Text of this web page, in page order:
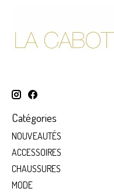
Catégories
NOUVEAUTÉS
ACCESSOIRES
CHAUSSURES
MODE